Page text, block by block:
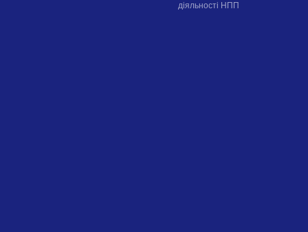
діяльності НПП